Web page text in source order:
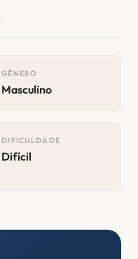
GÊNERO
Masculino
DIFICULDADE
Difícil